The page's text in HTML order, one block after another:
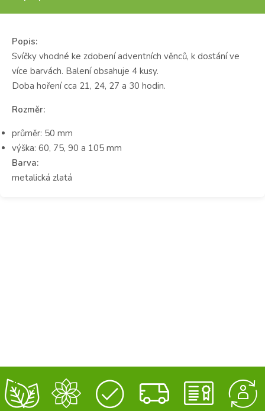
Popis:
Svíčky vhodné ke zdobení adventních věnců, k dostání ve
více barvách. Balení obsahuje 4 kusy.
Doba hoření cca 21, 24, 27 a 30 hodin.
Rozměr:
průměr: 50 mm
výška: 60, 75, 90 a 105 mm
Barva:
metalická zlatá